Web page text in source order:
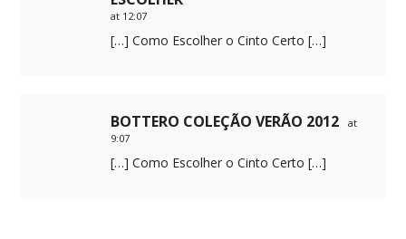
at 12:07
[…] Como Escolher o Cinto Certo […]
BOTTERO COLEÇÃO VERÃO 2012
at
9:07
[…] Como Escolher o Cinto Certo […]